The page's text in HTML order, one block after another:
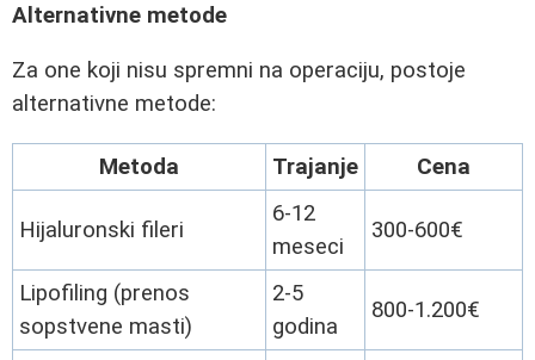
Alternativne metode
Za one koji nisu spremni na operaciju, postoje
alternativne metode:
Metoda Trajanje Cena
Hijaluronski fileri
6-12
meseci
300-600€
Lipofiling (prenos
sopstvene masti)
2-5
godina
800-1.200€